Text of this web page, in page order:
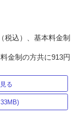
税込）、基本料金制
金制の方共に913円
る